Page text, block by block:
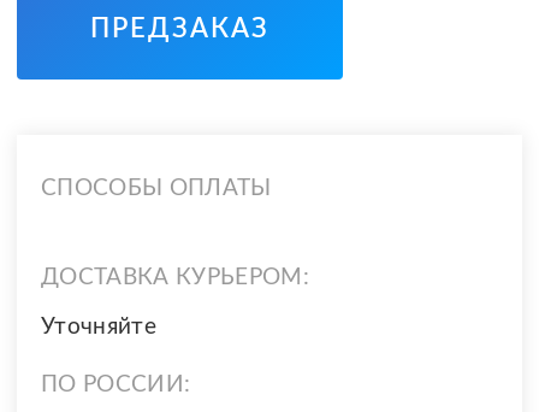
ПРЕДЗАКАЗ
СПОСОБЫ ОПЛАТЫ
ДОСТАВКА КУРЬЕРОМ:
Уточняйте
ПО РОССИИ: